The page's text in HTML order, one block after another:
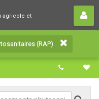
agricole et
(RAP)
agricole et
(RAP)